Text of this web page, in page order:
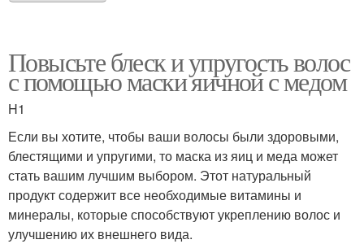
Повысьте блеск и упругость волос
с помощью маски яичной с медом
H1
Если вы хотите, чтобы ваши волосы были здоровыми,
блестящими и упругими, то маска из яиц и меда может
стать вашим лучшим выбором. Этот натуральный
продукт содержит все необходимые витамины и
минералы, которые способствуют укреплению волос и
улучшению их внешнего вида.